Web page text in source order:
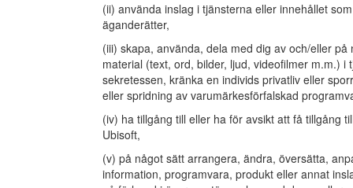
(ii) använda inslag i tjänsterna eller innehållet
äganderätter,
(iii) skapa, använda, dela med dig av och/eller
material (text, ord, bilder, ljud, videofilmer m.m.)
sekretessen, kränka en individs privatliv eller
eller spridning av varumärkesförfalskad
(iv) ha tillgång till eller ha för avsikt att få tillgång
Ubisoft,
(v) på något sätt arrangera, ändra, översätta,
information, programvara, produkt eller annat